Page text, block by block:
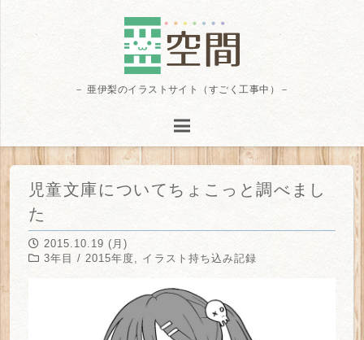
－ 亜伊梨のイラストサイト（すごく工事中）－
児童文庫についてちょこっと調べまし
た
2015.10.19 (月)
3年目 / 2015年度
イラスト持ち込み記録